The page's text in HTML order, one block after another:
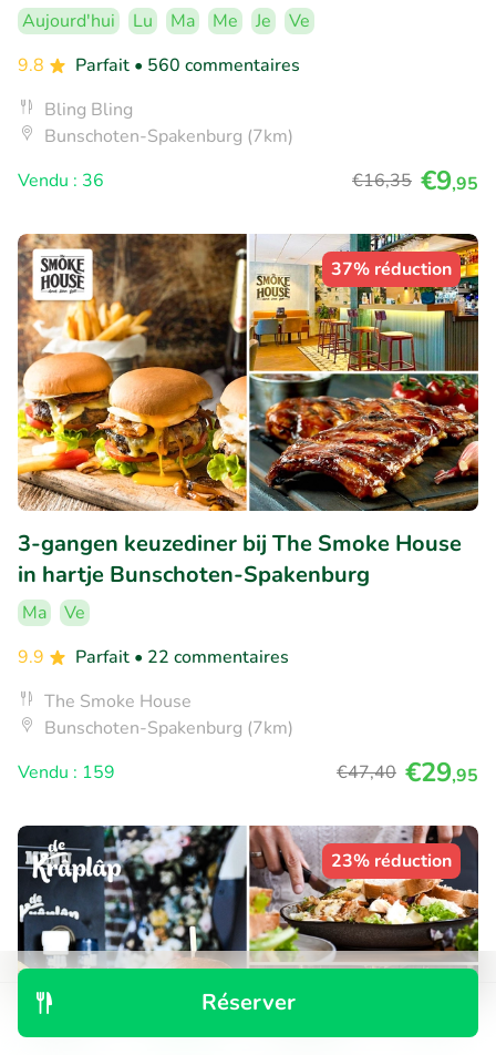
Réserver
Aujourd'hui Lu Ma Me Je
Ve
9.8
Parfait • 560 commentaires
Bling Bling
Bunschoten-Spakenburg (7km)
Vendu : 36
€16,35 €9,95
37% réduction
3-gangen keuzediner bij The Smoke House
in hartje Bunschoten-Spakenburg
Ma
Ve
9.9
Parfait • 22 commentaires
The Smoke House
Bunschoten-Spakenburg (7km)
Vendu : 159
€47,40 €29,95
23% réduction